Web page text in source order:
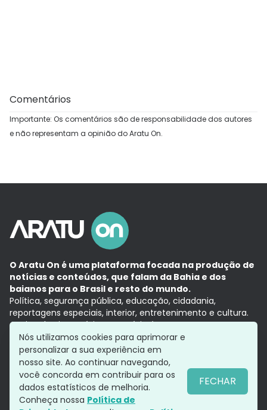
Comentários
Importante: Os comentários são de responsabilidade dos autores
e não representam a opinião do Aratu On.
O Aratu On é uma plataforma focada na produção de
notícias e conteúdos, que falam da Bahia e dos
baianos para o Brasil e resto do mundo.
Política, segurança pública, educação, cidadania,
reportagens especiais, interior, entretenimento e cultura.
Aqui, tudo vira notícia e a notícia é no tempo presente,
com a credibilidade do Grupo Aratu.
Grupo Aratu
Política de privacidade
Siga-nos
Nós utilizamos cookies para aprimorar e
personalizar a sua experiência em
nosso site. Ao continuar navegando,
você concorda em contribuir para os
dados estatísticos de melhoria.
Conheça nossa Política de
FECHAR